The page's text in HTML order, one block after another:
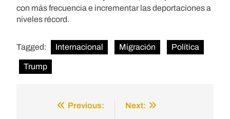
con más frecuencia e incrementar las deportaciones a
niveles récord.
Tagged: Internacional Migración Política
Trump
Previous: Next: